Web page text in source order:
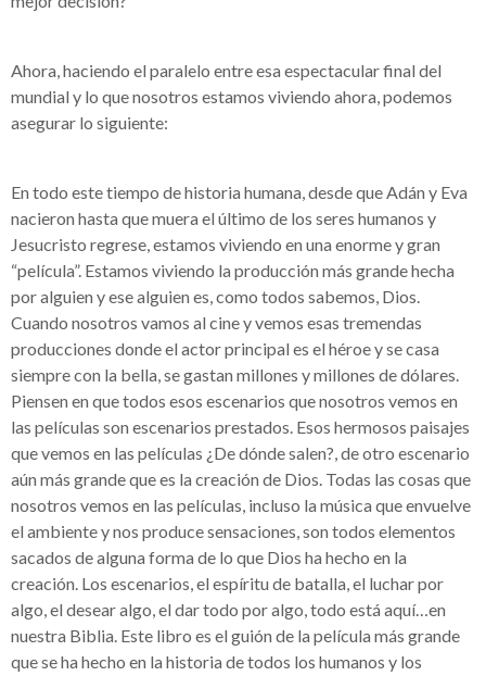
Ahora, haciendo el paralelo entre esa espectacular final del
mundial y lo que nosotros estamos viviendo ahora, podemos
asegurar lo siguiente:
En todo este tiempo de historia humana, desde que Adán y Eva
nacieron hasta que muera el último de los seres humanos y
Jesucristo regrese, estamos viviendo en una enorme y gran
“película”. Estamos viviendo la producción más grande hecha
por alguien y ese alguien es, como todos sabemos, Dios.
Cuando nosotros vamos al cine y vemos esas tremendas
producciones donde el actor principal es el héroe y se casa
siempre con la bella, se gastan millones y millones de dólares.
Piensen en que todos esos escenarios que nosotros vemos en
las películas son escenarios prestados. Esos hermosos paisajes
que vemos en las películas ¿De dónde salen?, de otro escenario
aún más grande que es la creación de Dios. Todas las cosas que
nosotros vemos en las películas, incluso la música que envuelve
el ambiente y nos produce sensaciones, son todos elementos
sacados de alguna forma de lo que Dios ha hecho en la
creación. Los escenarios, el espíritu de batalla, el luchar por
algo, el desear algo, el dar todo por algo, todo está aquí…en
nuestra Biblia. Este libro es el guión de la película más grande
que se ha hecho en la historia de todos los humanos y los